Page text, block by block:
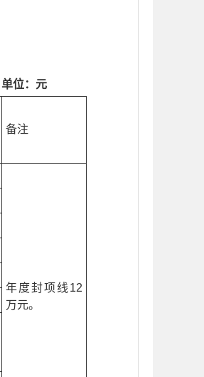
单位：元
备注
年度封项线12
万元。